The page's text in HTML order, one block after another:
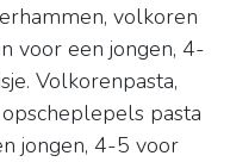
volkoren
voor een jongen, 4-
Volkorenpasta,
pasta
jongen, 4-5 voor